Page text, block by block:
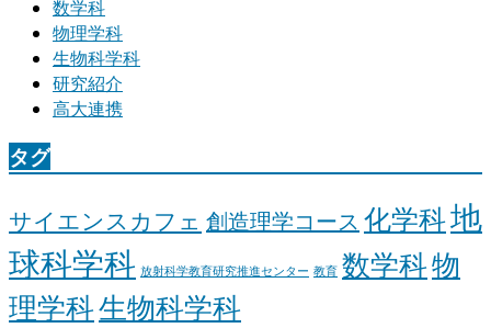
数学科
物理学科
生物科学科
研究紹介
高大連携
タグ
サイエンスカフェ 創造理学コース 化学科地
球科学科 放射科学教育研究推進センター 教育 数学科物
理学科生物科学科